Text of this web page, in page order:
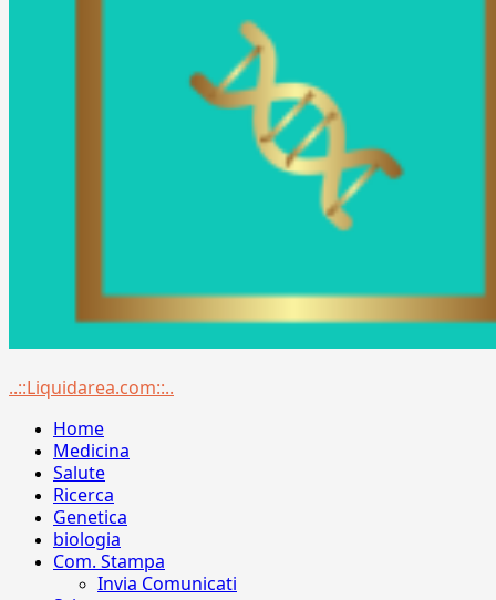
Menu
..::Liquidarea.com::..
Home
Medicina
Salute
Ricerca
Genetica
biologia
Com. Stampa
Invia Comunicati